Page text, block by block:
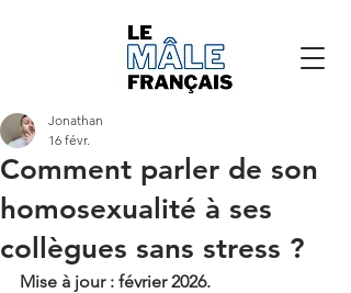
Comment parler de son
homosexualité à ses
collègues sans stress ?
Jonathan
16 févr.
Mise à jour : février 2026.